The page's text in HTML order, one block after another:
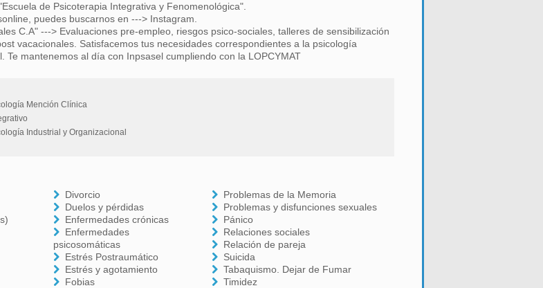
de Psicoterapia Integrativa y Fenomenológica".
puedes buscarnos en ---> Instagram.
C.A" ---> Evaluaciones pre-empleo, riesgos psico-sociales, talleres de sensibilización
vacacionales. Satisfacemos tus necesidades correspondientes a la psicología
Te mantenemos al día con Inpsasel cumpliendo con la LOPCYMAT
Mención Clínica
Industrial y Organizacional
Divorcio
Duelos y pérdidas
Enfermedades crónicas
Enfermedades
psicosomáticas
Estrés Postraumático
Estrés y agotamiento
Fobias
Problemas de la Memoria
Problemas y disfunciones sexuales
Pánico
Relaciones sociales
Relación de pareja
Suicida
Tabaquismo. Dejar de Fumar
Timidez